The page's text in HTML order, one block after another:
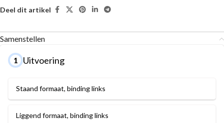
Deel dit artikel
Samenstellen
1 Uitvoering
Staand formaat, binding links
Liggend formaat, binding links